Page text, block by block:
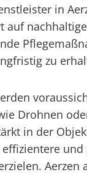
in
auf
zu
Drohnen
in der
und
Aerzen